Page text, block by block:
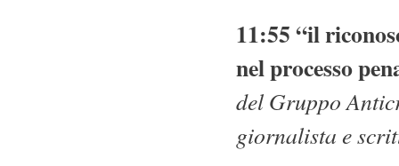
11:55 “il
nel processo
del Gruppo
giornalista e